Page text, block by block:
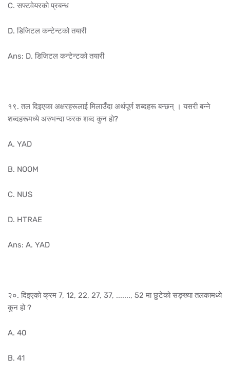
C. सफ्टवेयरको प्रबन्ध
D. डिजिटल कन्टेन्टको तयारी
Ans: D. डिजिटल कन्टेन्टको तयारी
१९. तल दिइएका अक्षरहरूलाई मिलाउँदा अर्थपूर्ण शब्दहरू बन्छन् । यसरी बन्ने
शब्दहरूमध्ये अरुभन्दा फरक शब्द कुन हो?
A. YAD
B. NOOM
C. NUS
D. HTRAE
Ans: A. YAD
२०. दिइएको क्रम 7, 12, 22, 27, 37, ......., 52 मा छुटेको सङ्ख्या तलकामध्ये
कुन हो ?
A. 40
B. 41